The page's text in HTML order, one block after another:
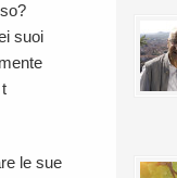
suoi
le sue